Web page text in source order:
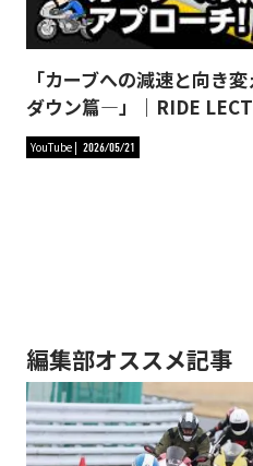
「カーブへの減速と向き
ダウン篇―」｜RIDE
YouTube 2026/05/21
編集部オススメ記事